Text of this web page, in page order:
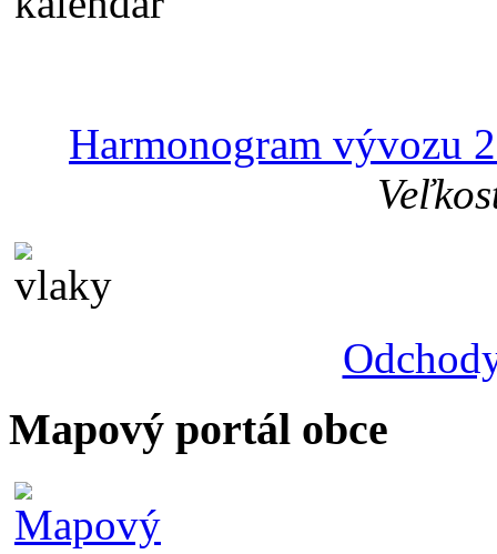
Harmonogram vývozu
Mapový portál obce